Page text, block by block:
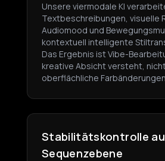
Unsere viermodale KI
Textbeschreibungen, visuelle
Audiomood und
kontextuell intelligente
Das Ergebnis ist Vibe-
kreative Absicht versteht,
oberflächliche
Stabilitätskontrolle
Sequenzebene